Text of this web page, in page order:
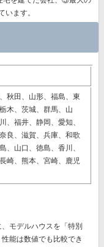
います。
秋田、山形、福島、東
木、茨城、群馬、山
、福井、静岡、愛知、
良、滋賀、兵庫、和歌
、山口、徳島、香川、
崎、熊本、宮崎、鹿児
モデルハウスを「特別
能は数値でも比較でき